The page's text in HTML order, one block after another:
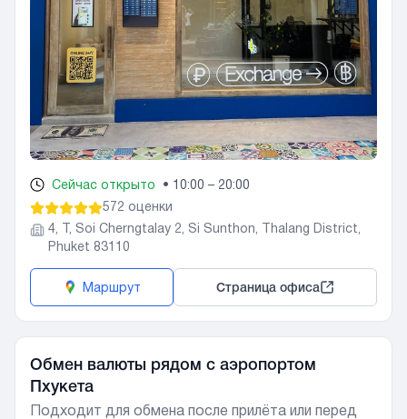
Сейчас открыто • 10:00 – 20:00
572 оценки
4, T, Soi Cherngtalay 2, Si Sunthon, Thalang District,
Phuket 83110
Маршрут Страница офиса
Обмен валюты рядом с аэропортом
Пхукета
Подходит для обмена после прилёта или перед